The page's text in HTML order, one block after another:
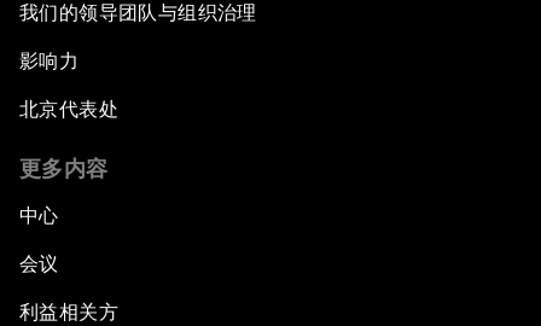
我们的领导团队与组织治理
影响力
北京代表处
更多内容
中心
会议
利益相关方